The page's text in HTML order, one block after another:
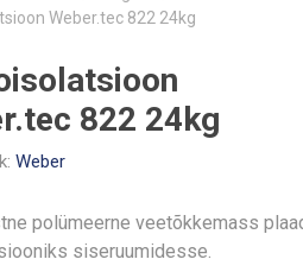
Weber.tec 822 24kg
822 24kg
Weber
polümeerne veetõkkemass
siseruumidesse.